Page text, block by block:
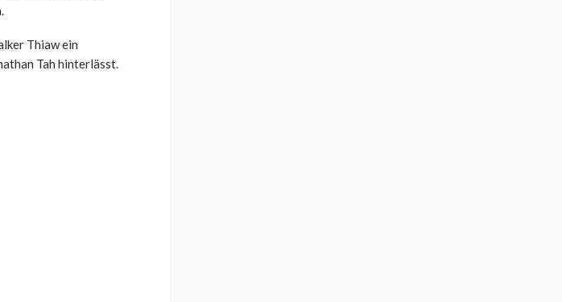
Thiaw ein
Tah hinterlässt.